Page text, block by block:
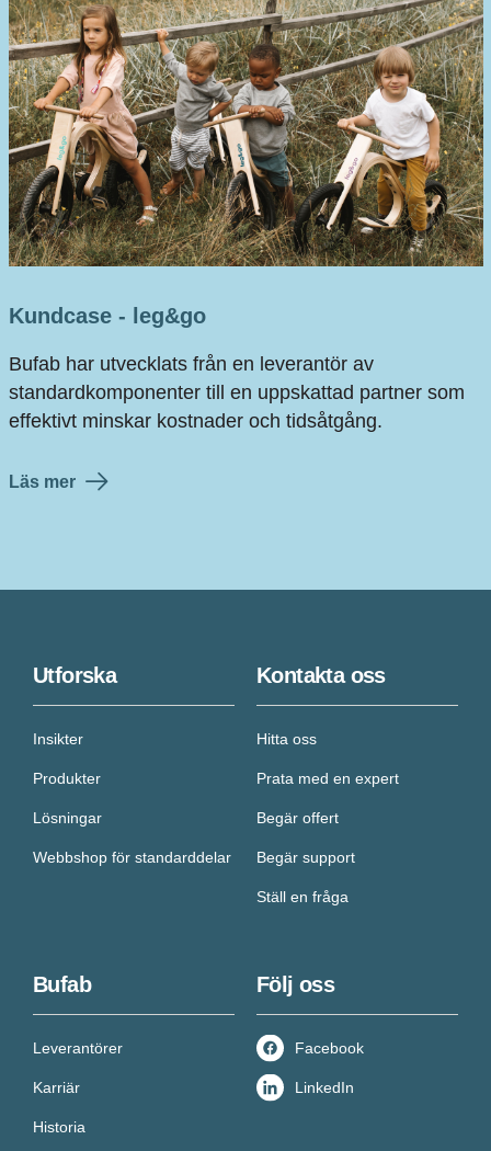
Kundcase - leg&go
Bufab har utvecklats från en leverantör av
standardkomponenter till en uppskattad partner som
effektivt minskar kostnader och tidsåtgång.
Läs mer
Utforska
Insikter
Produkter
Lösningar
Webbshop för standarddelar
Kontakta oss
Hitta oss
Prata med en expert
Begär offert
Begär support
Ställ en fråga
Bufab
Leverantörer
Karriär
Historia
Följ oss
Facebook
LinkedIn